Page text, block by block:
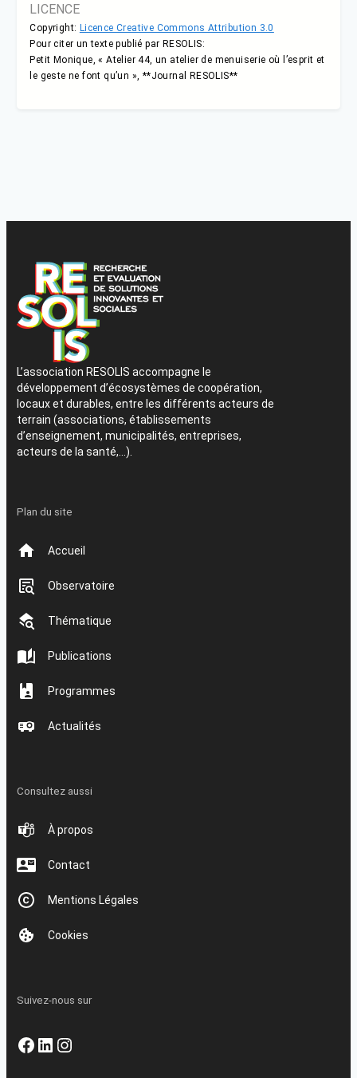
LICENCE
Copyright: Licence Creative Commons Attribution 3.0
Pour citer un texte publié par RESOLIS:
Petit Monique, « Atelier 44, un atelier de menuiserie où l’esprit et
le geste ne font qu’un », **Journal RESOLIS**
L’association RESOLIS accompagne le
développement d’écosystèmes de coopération,
locaux et durables, entre les différents acteurs de
terrain (associations, établissements
d’enseignement, municipalités, entreprises,
acteurs de la santé,…).
Plan du site
Accueil
Observatoire
Thématique
Publications
Programmes
Actualités
Consultez aussi
À propos
Contact
Mentions Légales
Cookies
Suivez-nous sur
Facebook
LinkedIn
Instagram